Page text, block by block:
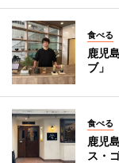
食べる
鹿児
ブ」
食べる
鹿児
ス・